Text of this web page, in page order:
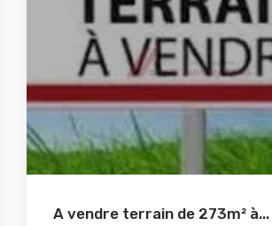
A vendre terrain de 273m² à...